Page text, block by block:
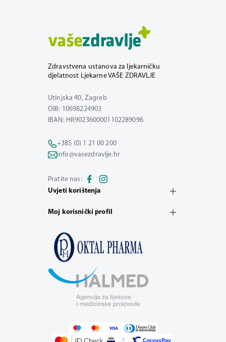
Zdravstvena ustanova za ljekarničku
djelatnost Ljekarne VAŠE ZDRAVLJE
Utinjska 40, Zagreb
OIB: 10698224903
IBAN: HR9023600001102289096
+385 (0) 1 21 00 200
info@vasezdravlje.hr
Pratite nas:
Uvjeti korištenja
Moj korisnički profil